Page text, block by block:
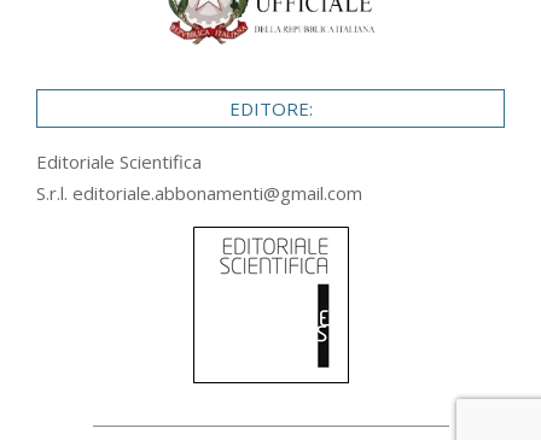
EDITORE:
Editoriale Scientifica
S.r.l. editoriale.abbonamenti@gmail.com